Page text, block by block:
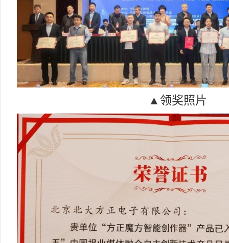
▲领奖照片